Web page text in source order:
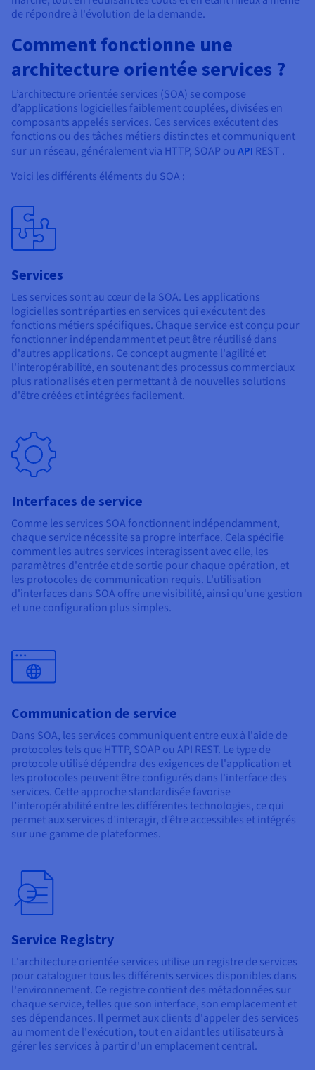
Tarifs
Documentation
Roadmap & Changelog
Observabilité
Roadmap & Changelog
Roadmap & Changelog
Roadmap & Changelog
Documentation
Roadmap & Changelog
de répondre à l'évolution de la demande.
Comment fonctionne une
architecture orientée services ?
L’architecture orientée services (SOA) se compose
d’applications logicielles faiblement couplées, divisées en
composants appelés services. Ces services exécutent des
fonctions ou des tâches métiers distinctes et communiquent
sur un réseau, généralement via HTTP, SOAP ou API REST .
Voici les différents éléments du SOA :
Services
Les services sont au cœur de la SOA. Les applications
logicielles sont réparties en services qui exécutent des
fonctions métiers spécifiques. Chaque service est conçu pour
fonctionner indépendamment et peut être réutilisé dans
d'autres applications. Ce concept augmente l'agilité et
l'interopérabilité, en soutenant des processus commerciaux
plus rationalisés et en permettant à de nouvelles solutions
d'être créées et intégrées facilement.
Interfaces de service
Comme les services SOA fonctionnent indépendamment,
chaque service nécessite sa propre interface. Cela spécifie
comment les autres services interagissent avec elle, les
paramètres d'entrée et de sortie pour chaque opération, et
les protocoles de communication requis. L'utilisation
d'interfaces dans SOA offre une visibilité, ainsi qu'une gestion
et une configuration plus simples.
Communication de service
Dans SOA, les services communiquent entre eux à l'aide de
protocoles tels que HTTP, SOAP ou API REST. Le type de
protocole utilisé dépendra des exigences de l'application et
les protocoles peuvent être configurés dans l'interface des
services. Cette approche standardisée favorise
l’interopérabilité entre les différentes technologies, ce qui
permet aux services d’interagir, d’être accessibles et intégrés
sur une gamme de plateformes.
Service Registry
L'architecture orientée services utilise un registre de services
pour cataloguer tous les différents services disponibles dans
l'environnement. Ce registre contient des métadonnées sur
chaque service, telles que son interface, son emplacement et
ses dépendances. Il permet aux clients d'appeler des services
au moment de l'exécution, tout en aidant les utilisateurs à
gérer les services à partir d'un emplacement central.